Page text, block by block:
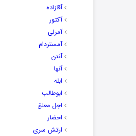
آقازاده
آکتور
آمرلی
آمستردام
آنتن
آنها
ابله
ابوطالب
اجل معلق
احضار
ارتش سری